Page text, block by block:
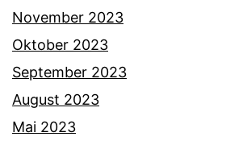
November 2023
Oktober 2023
September 2023
August 2023
Mai 2023